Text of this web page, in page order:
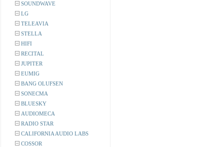
SOUNDWAVE
LG
TELEAVIA
STELLA
HIFI
RECITAL
JUPITER
EUMIG
BANG OLUFSEN
SONECMA
BLUESKY
AUDIOMECA
RADIO STAR
CALIFORNIA AUDIO LABS
COSSOR